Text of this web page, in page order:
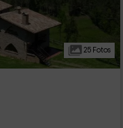
25 Fotos